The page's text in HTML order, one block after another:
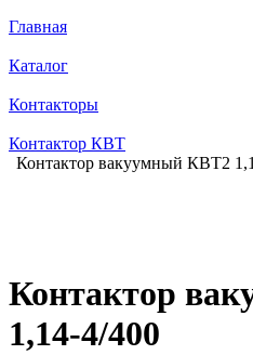
Главная
Каталог
Контакторы
Контактор КВТ
Контактор вакуумный КВТ2
Контактор
1,14-4/400